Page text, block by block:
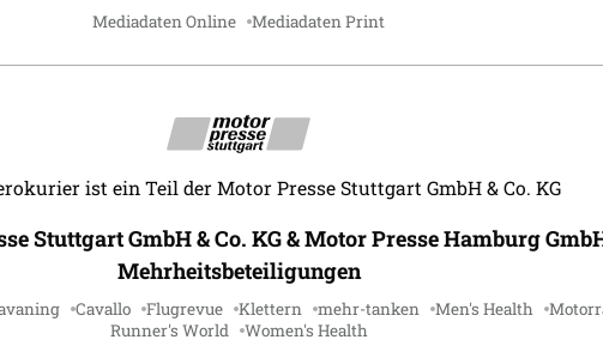
Mediadaten Online Mediadaten Print
ist ein Teil der Motor Presse Stuttgart GmbH & Co. KG
Stuttgart GmbH & Co. KG & Motor Presse Hamburg
Mehrheitsbeteiligungen
Cavallo Flugrevue Klettern mehr-tanken Men's Health
Runner's World
Women's Health